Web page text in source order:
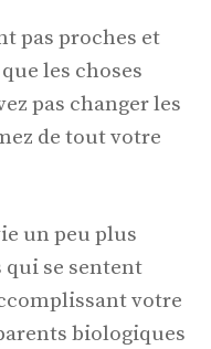
pas proches et
les choses
pas changer les
de tout votre
un peu plus
qui se sentent
votre
biologiques